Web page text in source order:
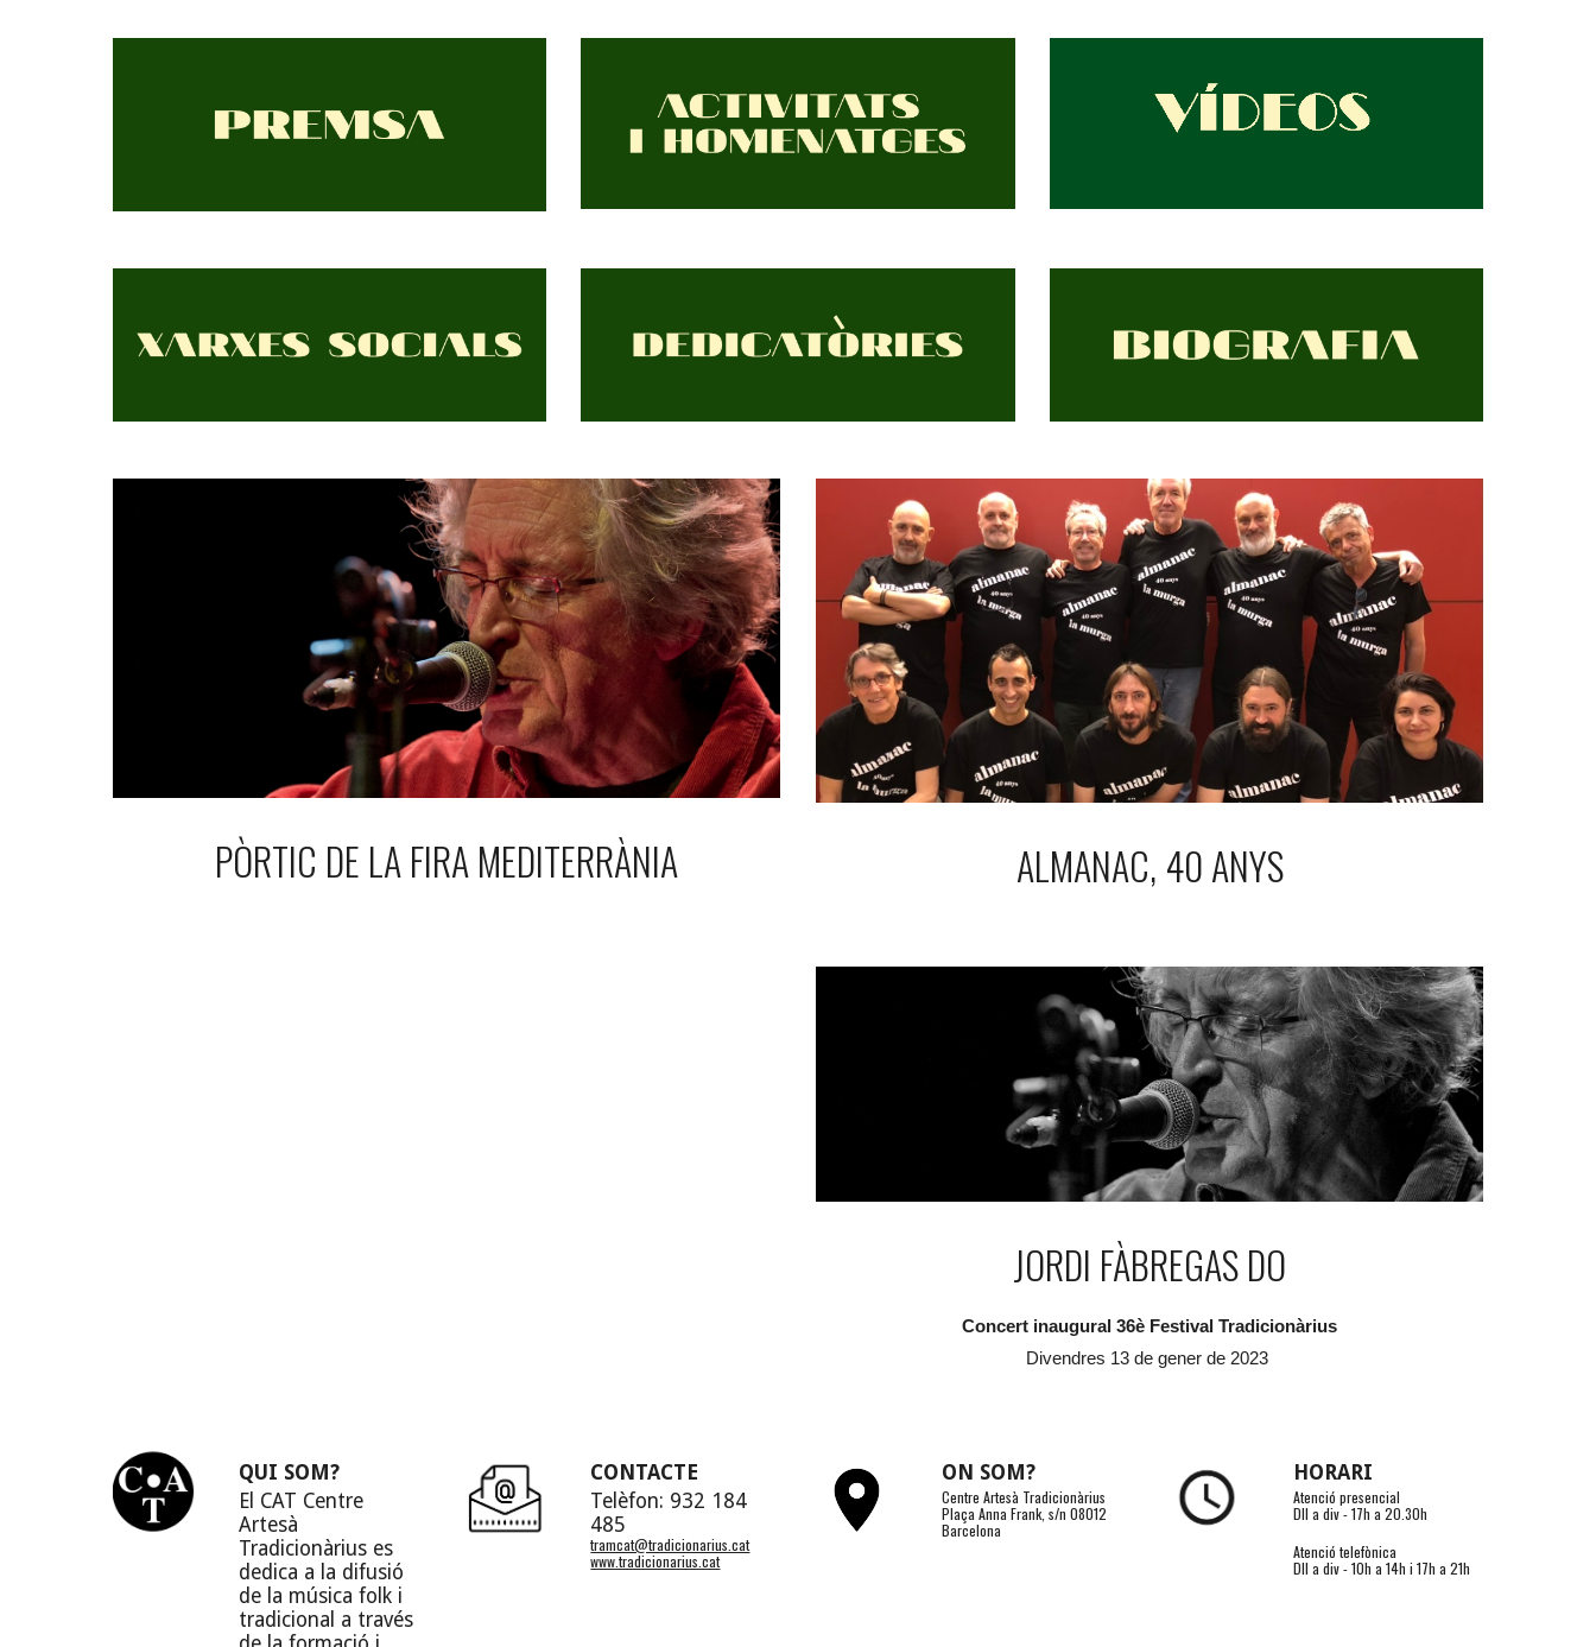
PÒRTIC DE LA FIRA MEDITERRÀNIA ALMANAC, 40 ANYS
JORDI FÀBREGAS DO
Concert inaugural 36è Festival Tradicionàrius
Divendres 13 de gener de 2023
QUI SOM?
El CAT Centre
Artesà
Tradicionàrius es
dedica a la difusió
de la música folk i
tradicional a través
CONTACTE
Telèfon: 932 184
485
tramcat@tradicionarius.cat
www.tradicionarius.cat
ON SOM?
Centre Artesà Tradicionàrius
Plaça Anna Frank, s/n 08012
Barcelona
HORARI
Atenciópresencial
Dll a div -17h a 20.30h
Atenció telefònica
Dll a div - 10h a 14h i 17h a 21h